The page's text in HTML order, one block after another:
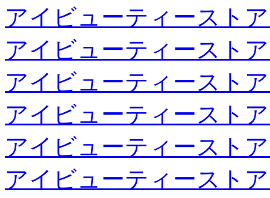
アイビューティースト
アイビューティースト
アイビューティースト
アイビューティースト
アイビューティースト
アイビューティースト